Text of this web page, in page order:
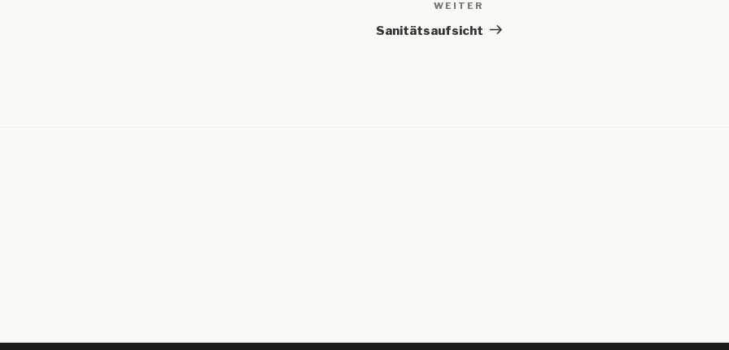
Beitrag
WEITER
Sanitätsaufsicht